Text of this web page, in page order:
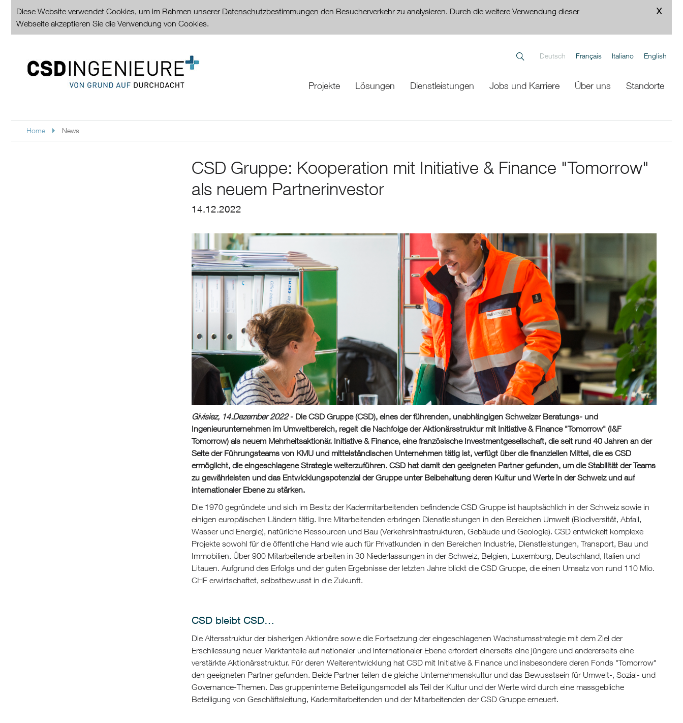
Diese Website verwendet Cookies, um im Rahmen unserer Datenschutzbestimmungen den Besucherverkehr zu analysieren. Durch die weitere Verwendung dieser
Webseite akzeptieren Sie die Verwendung von Cookies.
Deutsch Français Italiano English
Projekte Lösungen Dienstleistungen Jobs und Karriere Über uns Standorte
Home News
CSD Gruppe: Kooperation mit Initiative & Finance "Tomorrow"
als neuem Partnerinvestor
14.12.2022
Givisiez, 14.Dezember 2022- Die CSD Gruppe (CSD), eines der führenden, unabhängigen Schweizer Beratungs- und
Ingenieurunternehmen im Umweltbereich, regelt die Nachfolge der Aktionärsstruktur mit Initiative & Finance "Tomorrow" (I&F
Tomorrow) als neuem Mehrheitsaktionär. Initiative & Finance, eine französische Investmentgesellschaft, die seit rund 40 Jahren an der
Seite der Führungsteams von KMU und mittelständischen Unternehmen tätig ist, verfügt über die finanziellen Mittel, die es CSD
ermöglicht, die eingeschlagene Strategie weiterzuführen. CSD hat damit den geeigneten Partner gefunden, um die Stabilität der Teams
zu gewährleisten und das Entwicklungspotenzial der Gruppe unter Beibehaltung deren Kultur und Werte in der Schweiz und auf
internationaler Ebene zu stärken.
Die 1970 gegründete und sich im Besitz der Kadermitarbeitenden befindende CSD Gruppe ist hauptsächlich in der Schweiz sowie in
einigen europäischen Ländern tätig. Ihre Mitarbeitenden erbringen Dienstleistungen in den Bereichen Umwelt (Biodiversität, Abfall,
Wasser und Energie), natürliche Ressourcen und Bau (Verkehrsinfrastrukturen, Gebäude und Geologie). CSD entwickelt komplexe
Projekte sowohl für die öffentliche Hand wie auch für Privatkunden in den Bereichen Industrie, Dienstleistungen, Transport, Bau und
Immobilien. Über 900 Mitarbeitende arbeiten in 30 Niederlassungen in der Schweiz, Belgien, Luxemburg, Deutschland, Italien und
Litauen. Aufgrund des Erfolgs und der guten Ergebnisse der letzten Jahre blickt die CSD Gruppe, die einen Umsatz von rund 110 Mio.
CHF erwirtschaftet, selbstbewusst in die Zukunft.
CSD bleibt CSD…
Die Altersstruktur der bisherigen Aktionäre sowie die Fortsetzung der eingeschlagenen Wachstumsstrategie mit dem Ziel der
Erschliessung neuer Marktanteile auf nationaler und internationaler Ebene erfordert einerseits eine jüngere und andererseits eine
verstärkte Aktionärsstruktur. Für deren Weiterentwicklung hat CSD mit Initiative & Finance und insbesondere deren Fonds "Tomorrow"
den geeigneten Partner gefunden. Beide Partner teilen die gleiche Unternehmenskultur und das Bewusstsein für Umwelt-, Sozial- und
Governance-Themen. Das gruppeninterne Beteiligungsmodell als Teil der Kultur und der Werte wird durch eine massgebliche
Beteiligung von Geschäftsleitung, Kadermitarbeitenden und der Mitarbeitenden der CSD Gruppe erneuert.